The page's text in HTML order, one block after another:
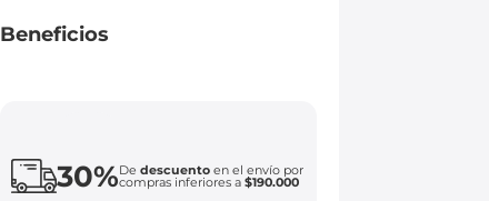
Beneficios
30%De descuentoen el envío por
compras inferiores a $190.000